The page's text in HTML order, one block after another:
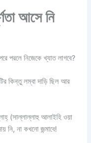
আসে নি
পরলে নিজেকে খ্যাত লাগবে?
কিন্তু লম্বা দাড়ি ছিল আর
(সাল্লাল্লাহু আলাইহি ওয়া
নি, না কখনো জন্মাবে!